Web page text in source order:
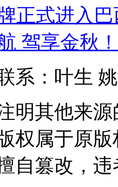
正式进入
驾享金秋
系：叶生
明其他来
权属于原
自篡改，